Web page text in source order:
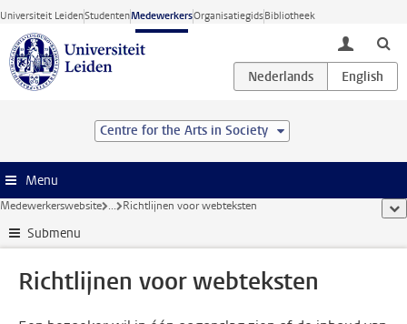
Ga direct naar de inhoud
Universiteit LeidenStudentenMedewerkersOrganisatiegidsBibliotheek
toggle
Centre for the Arts in Society
Menu
Medewerkerswebsite ... Richtlijnen voor webteksten
Submenu
Richtlijnen voor webteksten